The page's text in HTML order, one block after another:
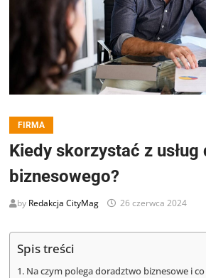
FIRMA
Kiedy skorzystać z
biznesowego?
by Redakcja CityMag 26 czerwca 2024
Spis treści
Na czym polega doradztwo biznesowe i